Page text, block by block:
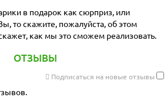
в подарок как сюрприз, или
то скажите, пожалуйста, об этом
как мы это сможем реализовать.
ОТЗЫВЫ
Подписаться на новые отзывы